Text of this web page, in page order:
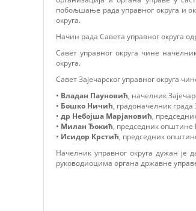
побољшање рада управног округа и
округа.
Начин рада Савета управног округа
Савет управног округа чине
округа.
Савет Зајечарског управног округа
• Владан Пауновић, начелник
• Бошко Ничић, градоначелник града
• др Небојша Марјановић,
• Милан Ђокић, председник
• Исидор Крстић, председник
Начелник управног округа дужан је
руководиоцима органа државне